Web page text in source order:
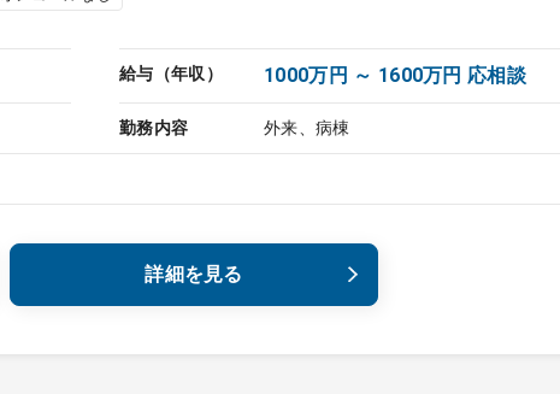
給与（年収） 1000万円 ～ 1600万円 応相談
勤務内容 外来、病棟
詳細を見る